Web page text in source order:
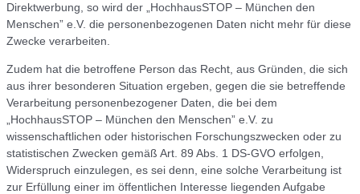
Direktwerbung, so wird der „HochhausSTOP – München den
Menschen” e.V. die personenbezogenen Daten nicht mehr für diese
Zwecke verarbeiten.
Zudem hat die betroffene Person das Recht, aus Gründen, die sich
aus ihrer besonderen Situation ergeben, gegen die sie betreffende
Verarbeitung personenbezogener Daten, die bei dem
„HochhausSTOP – München den Menschen” e.V. zu
wissenschaftlichen oder historischen Forschungszwecken oder zu
statistischen Zwecken gemäß Art. 89 Abs. 1 DS-GVO erfolgen,
Widerspruch einzulegen, es sei denn, eine solche Verarbeitung ist
zur Erfüllung einer im öffentlichen Interesse liegenden Aufgabe